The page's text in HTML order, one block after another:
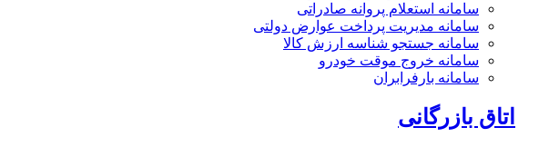
سامانه استعلام پروانه صادراتی
سامانه مدیریت پرداخت عوارض دولتی
سامانه جستجو شناسه ارزش کالا
سامانه خروج موقت خودرو
سامانه بارفرابران
اتاق بازرگانی